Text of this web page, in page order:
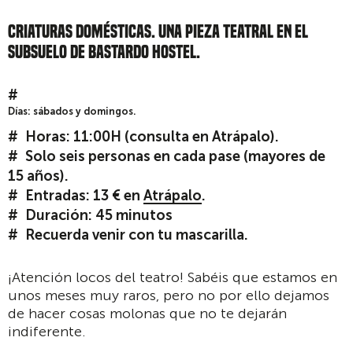
CRIATURAS DOMÉSTICAS. UNA PIEZA TEATRAL EN EL
SUBSUELO DE BASTARDO HOSTEL.
Días: sábados y domingos.
Horas: 11:00H (consulta en Atrápalo).
Solo seis personas en cada pase (mayores de
15 años).
Entradas: 13 € en Atrápalo.
Duración: 45 minutos
Recuerda venir con tu mascarilla.
¡Atención locos del teatro! Sabéis que estamos en
unos meses muy raros, pero no por ello dejamos
de hacer cosas molonas que no te dejarán
indiferente.